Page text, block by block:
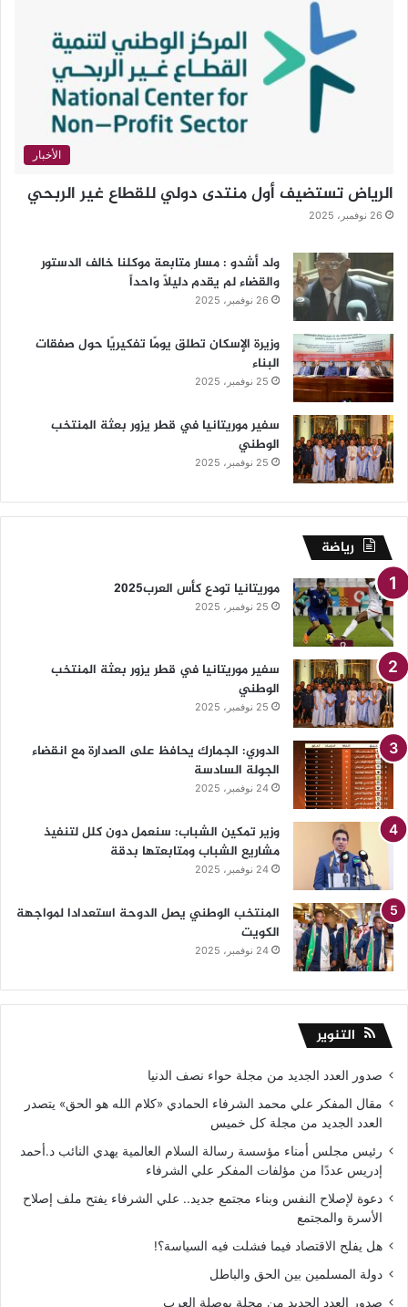
الأخبار
الرياض تستضيف أول منتدى دولي للقطاع غير الربحي
26 نوفمبر، 2025
ولد أشدو : مسار متابعة موكلنا خالف الدستور
والقضاء لم يقدم دليلاً واحداً
26 نوفمبر، 2025
وزيرة الإسكان تطلق يومًا تفكيريًا حول صفقات
البناء
25 نوفمبر، 2025
سفير موريتانيا في قطر يزور بعثة المنتخب
الوطني
25 نوفمبر، 2025
رياضة
موريتانيا تودع كأس العرب2025
25 نوفمبر، 2025
سفير موريتانيا في قطر يزور بعثة المنتخب
الوطني
25 نوفمبر، 2025
الدوري: الجمارك يحافظ على الصدارة مع انقضاء
الجولة السادسة
24 نوفمبر، 2025
وزير تمكين الشباب: سنعمل دون كلل لتنفيذ
مشاريع الشباب ومتابعتها بدقة
24 نوفمبر، 2025
المنتخب الوطني يصل الدوحة استعدادا لمواجهة
الكويت
24 نوفمبر، 2025
التنوير
صدور العدد الجديد من مجلة حواء نصف الدنيا
مقال المفكر علي محمد الشرفاء الحمادي «كلام الله هو الحق» يتصدر
العدد الجديد من مجلة كل خميس
رئيس مجلس أمناء مؤسسة رسالة السلام العالمية يهدي النائب د.أحمد
إدريس عددًا من مؤلفات المفكر علي الشرفاء
دعوة لإصلاح النفس وبناء مجتمع جديد.. علي الشرفاء يفتح ملف إصلاح
الأسرة والمجتمع
هل يفلح الاقتصاد فيما فشلت فيه السياسة؟!
دولة المسلمين بين الحق والباطل
صدور العدد الجديد من مجلة بوصلة العرب